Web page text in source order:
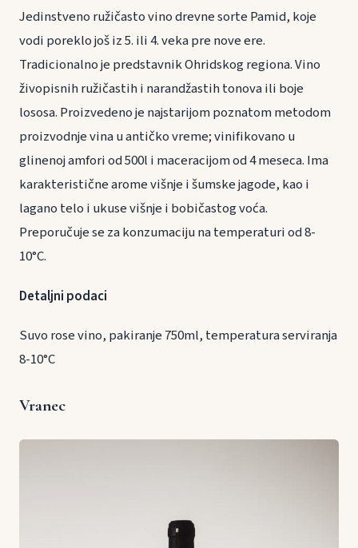
Jedinstveno ružičasto vino drevne sorte Pamid, koje
vodi poreklo još iz 5. ili 4. veka pre nove ere.
Tradicionalno je predstavnik Ohridskog regiona. Vino
živopisnih ružičastih i narandžastih tonova ili boje
lososa. Proizvedeno je najstarijom poznatom metodom
proizvodnje vina u antičko vreme; vinifikovano u
glinenoj amfori od 500l i maceracijom od 4 meseca. Ima
karakteristične arome višnje i šumske jagode, kao i
lagano telo i ukuse višnje i bobičastog voća.
Preporučuje se za konzumaciju na temperaturi od 8-
10°C.
Detaljni podaci
Suvo rose vino, pakiranje 750ml, temperatura serviranja
8-10°C
Vranec